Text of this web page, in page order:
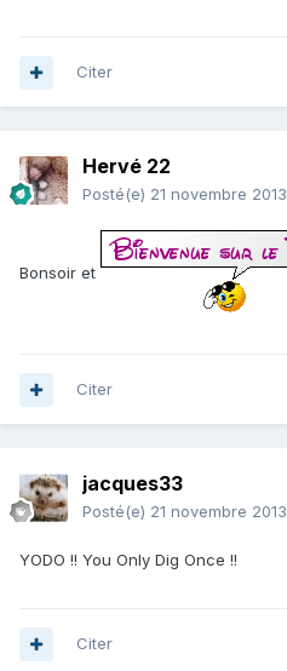
Citer
Hervé 22
Posté(e) 21 novembre 2013
Bonsoir et
Citer
jacques33
Posté(e) 21 novembre 2013
YODO !! You Only Dig Once !!
Citer